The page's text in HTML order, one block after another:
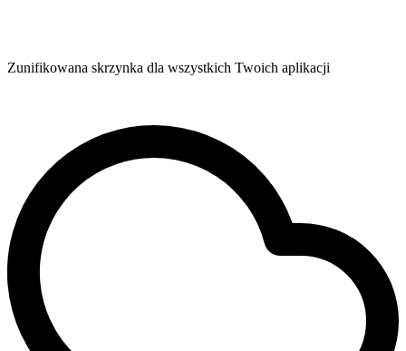
Zunifikowana skrzynka dla wszystkich Twoich aplikacji